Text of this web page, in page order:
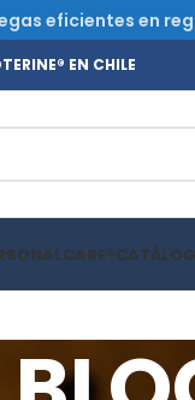
EN CHILE
eficientes en